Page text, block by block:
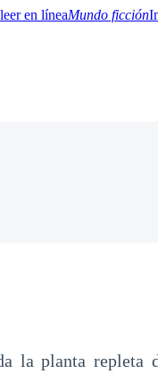
Mundo ficción
la planta repleta